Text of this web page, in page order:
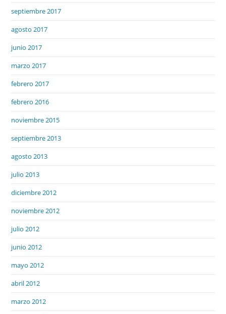
septiembre 2017
agosto 2017
junio 2017
marzo 2017
febrero 2017
febrero 2016
noviembre 2015
septiembre 2013
agosto 2013
julio 2013
diciembre 2012
noviembre 2012
julio 2012
junio 2012
mayo 2012
abril 2012
marzo 2012